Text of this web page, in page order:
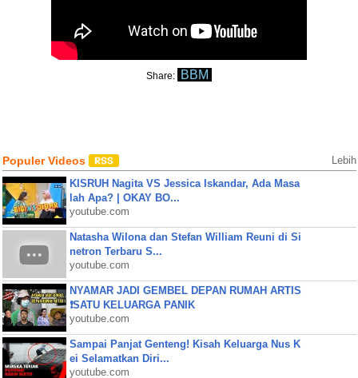
Share: BBM
Populer Videos Lebih
KISRUH Nagita VS Jessica Iskandar, Ada Masa
lah Apa? | OKAY BO...
youtube.com
Natasha Wilona dan Stefan William Reuni di Si
netron Terbaru S...
youtube.com
NYAMAR JADI GEMBEL DEPAN RUMAH ARTIS
❗SATU KELUARGA PANIK
youtube.com
Sampai Panjat Genteng! Kisah Keluarga Nus K
ei Selamatkan Diri...
youtube.com